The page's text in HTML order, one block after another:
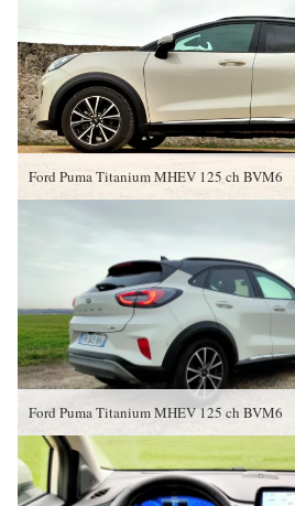
Ford Puma Titanium MHEV 125 ch BVM6
Ford Puma Titanium MHEV 125 ch BVM6